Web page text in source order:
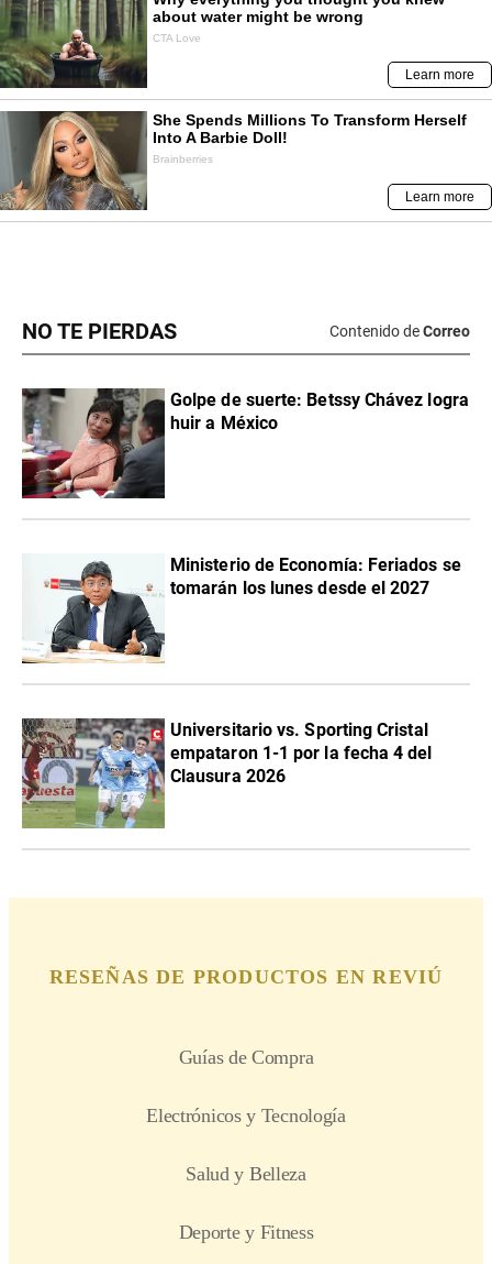
NO TE PIERDAS Contenido deCorreo
Golpe de suerte: Betssy Chávez logra
huir a México
Ministerio de Economía: Feriados se
tomarán los lunes desde el 2027
Universitario vs. Sporting Cristal
empataron 1-1 por la fecha 4 del
Clausura 2026